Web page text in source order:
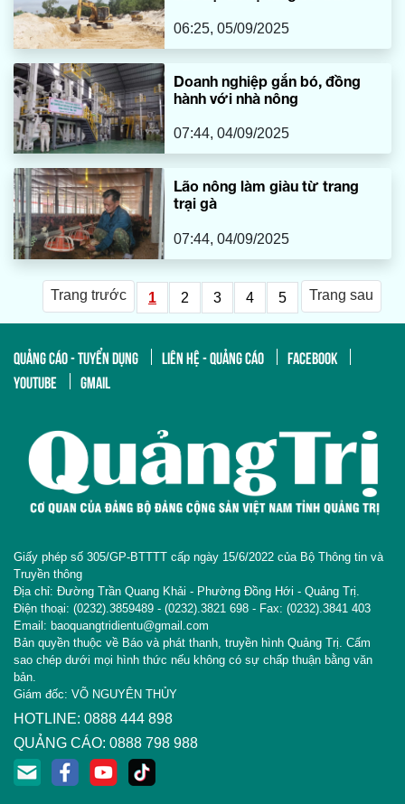
06:25, 05/09/2025
Doanh nghiệp gắn bó, đồng
hành với nhà nông
07:44, 04/09/2025
Lão nông làm giàu từ trang
trại gà
07:44, 04/09/2025
Trang trước 1 2 3 4 5 Trang sau
QUẢNG CÁO - TUYỂN DỤNG LIÊN HỆ - QUẢNG CÁO
FACEBOOK
YOUTUBE
GMAIL
Giấy phép số 305/GP-BTTTT cấp ngày 15/6/2022 của Bộ Thông tin và
Truyền thông
Địa chỉ: Đường Trần Quang Khải - Phường Đồng Hới - Quảng Trị.
Điện thoại: (0232).3859489 - (0232).3821 698 - Fax: (0232).3841 403
Email: baoquangtridientu@gmail.com
Bản quyền thuộc về Báo và phát thanh, truyền hình Quảng Trị. Cấm
sao chép dưới mọi hình thức nếu không có sự chấp thuận bằng văn
bản.
Giám đốc: VÕ NGUYÊN THỦY
HOTLINE: 0888 444 898
QUẢNG CÁO: 0888 798 988